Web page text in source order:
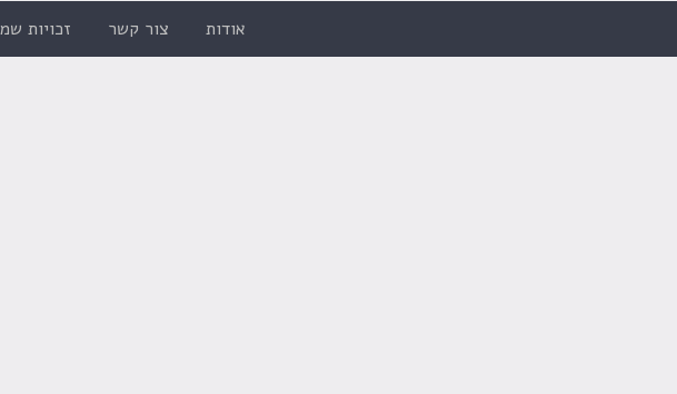
אודות
צור קשר זכויות